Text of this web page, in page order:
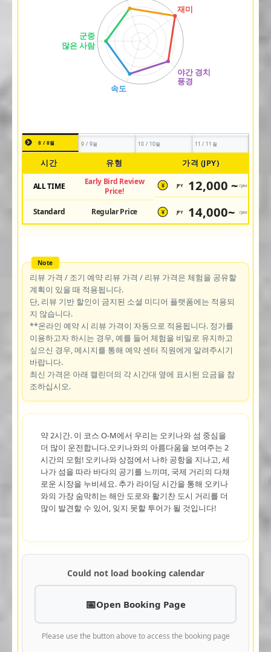
8 / 8월 9 / 9월 10 / 10월 11 / 11월
시간 유형 가격 (JPY)
ALL TIME
Early Bird Review
Price!
¥ JPY 12,000 ~ /pax
Standard Regular Price ¥ JPY 14,000~ /pax
리뷰 가격 / 조기 예약 리뷰 가격 / 리뷰 가격은 체험을 공유할
계획이 있을 때 적용됩니다.
단, 리뷰 기반 할인이 금지된 소셜 미디어 플랫폼에는 적용되
지 않습니다.
**온라인 예약 시 리뷰 가격이 자동으로 적용됩니다. 정가를
이용하고자 하시는 경우, 예를 들어 체험을 비밀로 유지하고
싶으신 경우, 메시지를 통해 예약 센터 직원에게 알려주시기
바랍니다.
최신 가격은 아래 캘린더의 각 시간대 옆에 표시된 요금을 참
조하십시오.
약 2시간. 이 코스 O-M에서 우리는 오키나와 섬 중심을
더 많이 운전합니다.오키나와의 아름다움을 보여주는 2
시간의 모험! 오키나와 상점에서 나하 공항을 지나고, 세
나가 섬을 따라 바다의 공기를 느끼며, 국제 거리의 다채
로운 시장을 누비세요. 추가 라이딩 시간을 통해 오키나
와의 가장 숨막히는 해안 도로와 활기찬 도시 거리를 더
많이 발견할 수 있어, 잊지 못할 투어가 될 것입니다!
Could not load booking calendar
Open Booking Page
Please use the button above to access the booking page